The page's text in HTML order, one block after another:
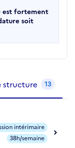
est fortement
soit
structure 13
intérimaire
38h/semaine